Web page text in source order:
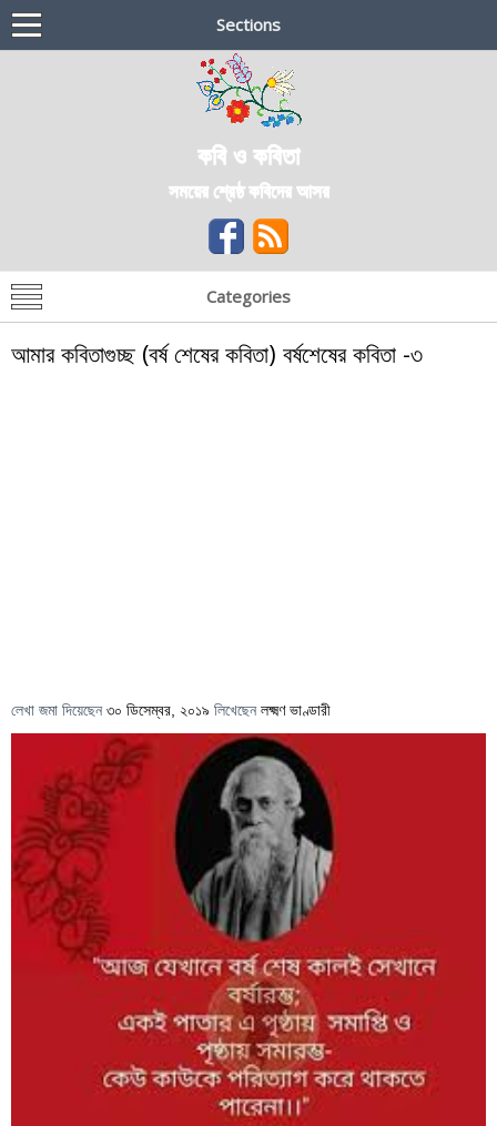
Sections
কবি ও কবিতা
সময়ের শ্রেষ্ঠ কবিদের আসর
Categories
আমার কবিতাগুচ্ছ (বর্ষ শেষের কবিতা) বর্ষশেষের কবিতা -৩
লেখা জমা দিয়েছেন ৩০ ডিসেম্বর, ২০১৯ লিখেছেন লক্ষ্মণ ভাণ্ডারী